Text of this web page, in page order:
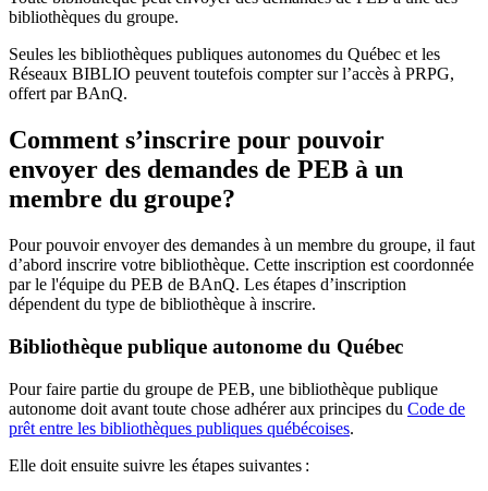
bibliothèques du groupe.
Seules les bibliothèques publiques autonomes du Québec et les
Réseaux BIBLIO peuvent toutefois compter sur l’accès à PRPG,
offert par BAnQ.
Comment s’inscrire pour pouvoir
envoyer des demandes de PEB à un
membre du groupe?
Pour pouvoir envoyer des demandes à un membre du groupe, il faut
d’abord inscrire votre bibliothèque. Cette inscription est coordonnée
par le l'équipe du PEB de BAnQ. Les étapes d’inscription
dépendent du type de bibliothèque à inscrire.
Bibliothèque publique autonome du Québec
Pour faire partie du groupe de PEB, une bibliothèque publique
autonome doit avant toute chose adhérer aux principes du Code de
prêt entre les bibliothèques publiques québécoises.
Elle doit ensuite suivre les étapes suivantes :